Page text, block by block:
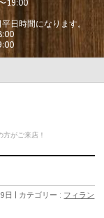
19:00
日時間になります。
がご来店！
日 カテゴリー : フィラン